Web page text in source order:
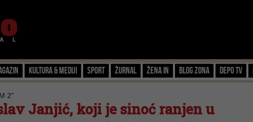
Kultura & Mediji Sport Žurnal Žena IN Blog zona Depo TV
2"
Janjić, koji je sinoć ranjen u